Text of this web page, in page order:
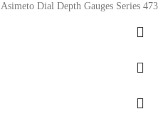
Asimeto Dial Depth Gauges Series 473 درجه بندی: 0.001 اینچ / 0.01 میلی متر محدوده کل اندازه گیری با میله های عمق رزوه ای در فواصل 1 اینچی یا 20 میلی متری انجام می شود.